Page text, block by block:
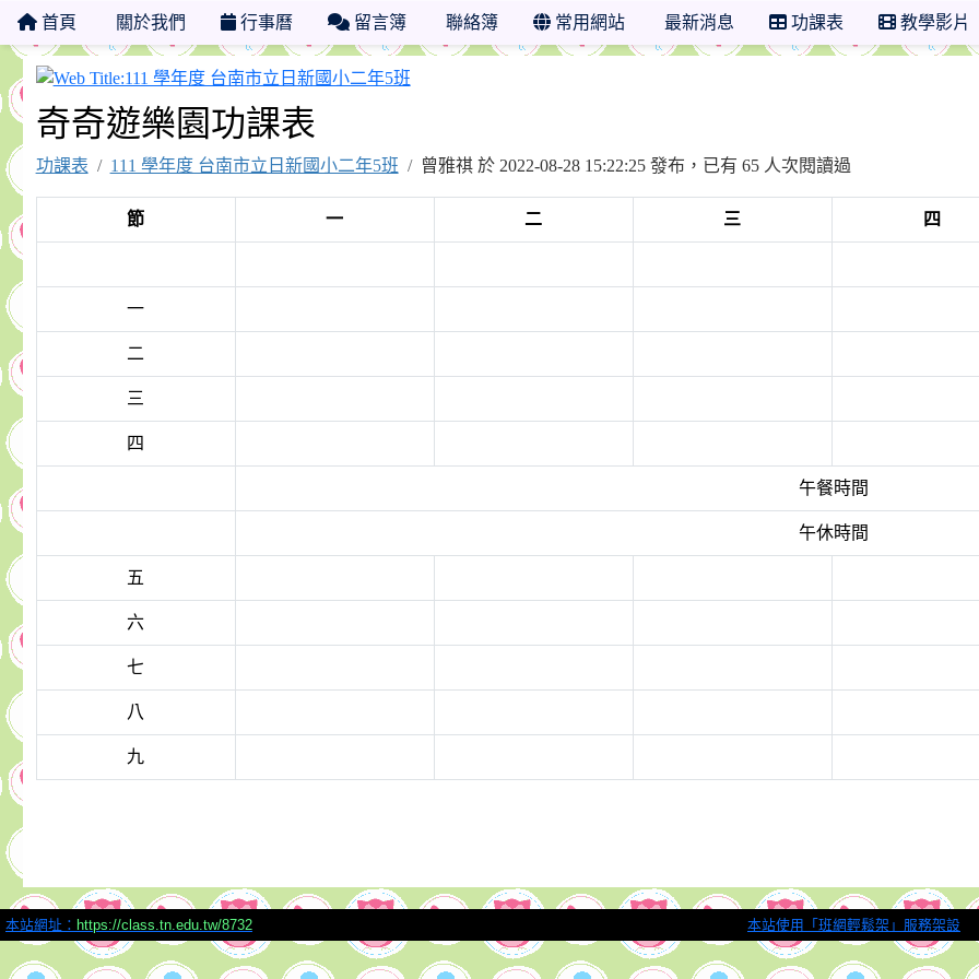
首頁 關於我們 行事曆 留言簿 聯絡簿 常用網站 最新消息 功課表 教學影片
111 學年度 台南市立日新國小二年5班
奇奇遊樂園功課表
功課表 111 學年度 台南市立日新國小二年5班 曾雅祺 於 2022-08-28 15:22:25 發布，已有 65 人次閱讀過
節 一 二 三 四
一
二
三
四
午餐時間
午休時間
五
六
七
八
九
本站網址： https://class.tn.edu.tw/8732 本站使用「班網輕鬆架」服務架設